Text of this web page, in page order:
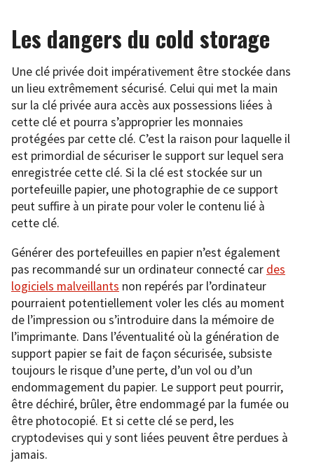
Les dangers du cold storage
Une clé privée doit impérativement être stockée dans
un lieu extrêmement sécurisé. Celui qui met la main
sur la clé privée aura accès aux possessions liées à
cette clé et pourra s’approprier les monnaies
protégées par cette clé. C’est la raison pour laquelle il
est primordial de sécuriser le support sur lequel sera
enregistrée cette clé. Si la clé est stockée sur un
portefeuille papier, une photographie de ce support
peut suffire à un pirate pour voler le contenu lié à
cette clé.
Générer des portefeuilles en papier n’est également
pas recommandé sur un ordinateur connecté car des
logiciels malveillants non repérés par l’ordinateur
pourraient potentiellement voler les clés au moment
de l’impression ou s’introduire dans la mémoire de
l’imprimante. Dans l’éventualité où la génération de
support papier se fait de façon sécurisée, subsiste
toujours le risque d’une perte, d’un vol ou d’un
endommagement du papier. Le support peut pourrir,
être déchiré, brûler, être endommagé par la fumée ou
être photocopié. Et si cette clé se perd, les
cryptodevises qui y sont liées peuvent être perdues à
jamais.